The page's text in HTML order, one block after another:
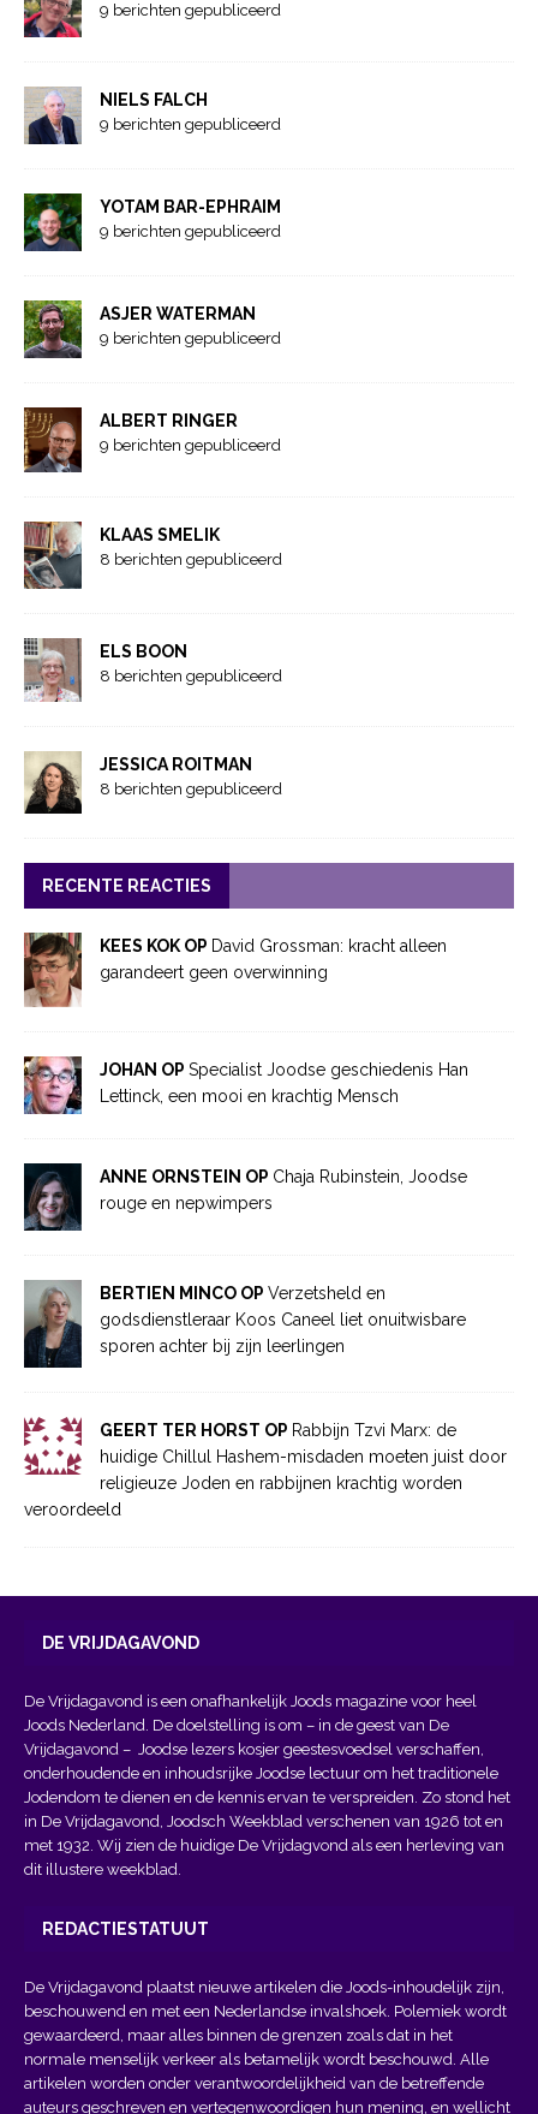
9 berichten gepubliceerd
NIELS FALCH
9 berichten gepubliceerd
YOTAM BAR-EPHRAIM
9 berichten gepubliceerd
ASJER WATERMAN
9 berichten gepubliceerd
ALBERT RINGER
9 berichten gepubliceerd
KLAAS SMELIK
8 berichten gepubliceerd
ELS BOON
8 berichten gepubliceerd
JESSICA ROITMAN
8 berichten gepubliceerd
RECENTE REACTIES
KEES KOK OP David Grossman: kracht alleen
garandeert geen overwinning
JOHAN OP Specialist Joodse geschiedenis Han
Lettinck, een mooi en krachtig Mensch
ANNE ORNSTEIN OP Chaja Rubinstein, Joodse
rouge en nepwimpers
BERTIEN MINCO OP Verzetsheld en
godsdienstleraar Koos Caneel liet onuitwisbare
sporen achter bij zijn leerlingen
GEERT TER HORST OP Rabbijn Tzvi Marx: de
huidige Chillul Hashem-misdaden moeten juist door
religieuze Joden en rabbijnen krachtig worden
veroordeeld
DE VRIJDAGAVOND
De Vrijdagavond is een onafhankelijk Joods magazine voor heel
Joods Nederland. De doelstelling is om – in de geest van De
Vrijdagavond – Joodse lezers kosjer geestesvoedsel verschaffen,
onderhoudende en inhoudsrijke Joodse lectuur om het traditionele
Jodendom te dienen en de kennis ervan te verspreiden. Zo stond het
in De Vrijdagavond, Joodsch Weekblad verschenen van 1926 tot en
met 1932. Wij zien de huidige De Vrijdagvond als een herleving van
dit illustere weekblad.
REDACTIESTATUUT
De Vrijdagavond plaatst nieuwe artikelen die Joods-inhoudelijk zijn,
beschouwend en met een Nederlandse invalshoek. Polemiek wordt
gewaardeerd, maar alles binnen de grenzen zoals dat in het
normale menselijk verkeer als betamelijk wordt beschouwd. Alle
artikelen worden onder verantwoordelijkheid van de betreffende
auteurs geschreven en vertegenwoordigen hun mening, en wellicht